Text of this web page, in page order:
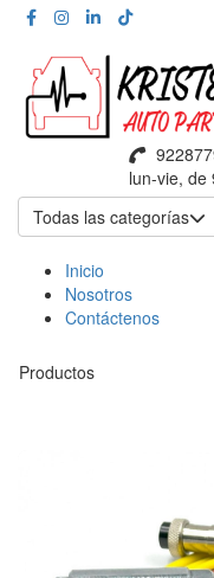
lun-vie, de
Todas las categorías
Inicio
Nosotros
Contáctenos
Productos